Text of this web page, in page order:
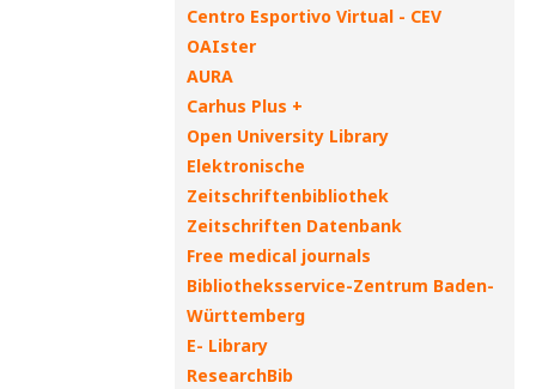
Centro Esportivo Virtual - CEV
OAIster
AURA
Carhus Plus +
Open University Library
Elektronische
Zeitschriftenbibliothek
Zeitschriften Datenbank
Free medical journals
Bibliotheksservice-Zentrum Baden-
Württemberg
E- Library
ResearchBib